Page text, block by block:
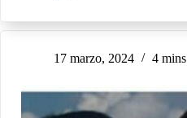
17 marzo, 2024 4 mins